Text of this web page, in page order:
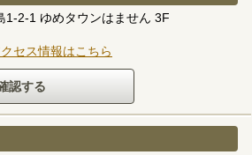
1-2-1 ゆめタウンはません 3F
セス情報はこちら